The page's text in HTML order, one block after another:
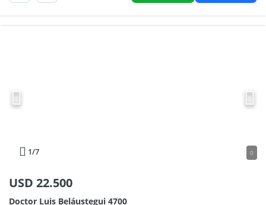
1/7 0
USD 22.500
Doctor Luis Beláustegui 4700